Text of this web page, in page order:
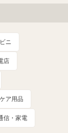
ニ
店
ア用品
信・家電